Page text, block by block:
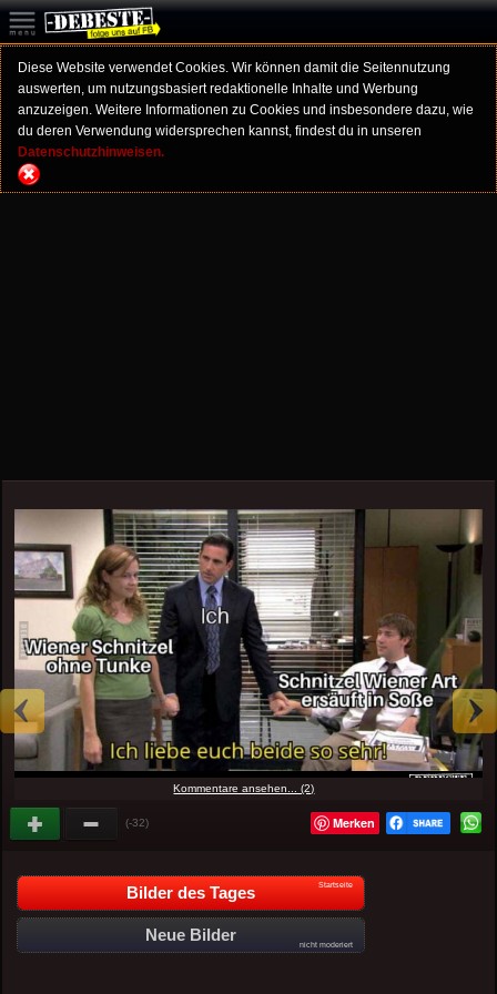
Diese Website verwendet Cookies. Wir können damit die Seitennutzung
auswerten, um nutzungsbasiert redaktionelle Inhalte und Werbung
anzuzeigen. Weitere Informationen zu Cookies und insbesondere dazu, wie
du deren Verwendung widersprechen kannst, findest du in unseren
Datenschutzhinweisen.
Kommentare ansehen... (2)
(-32) Merken
Bilder des Tages Startseite
Neue Bilder
nicht moderiert